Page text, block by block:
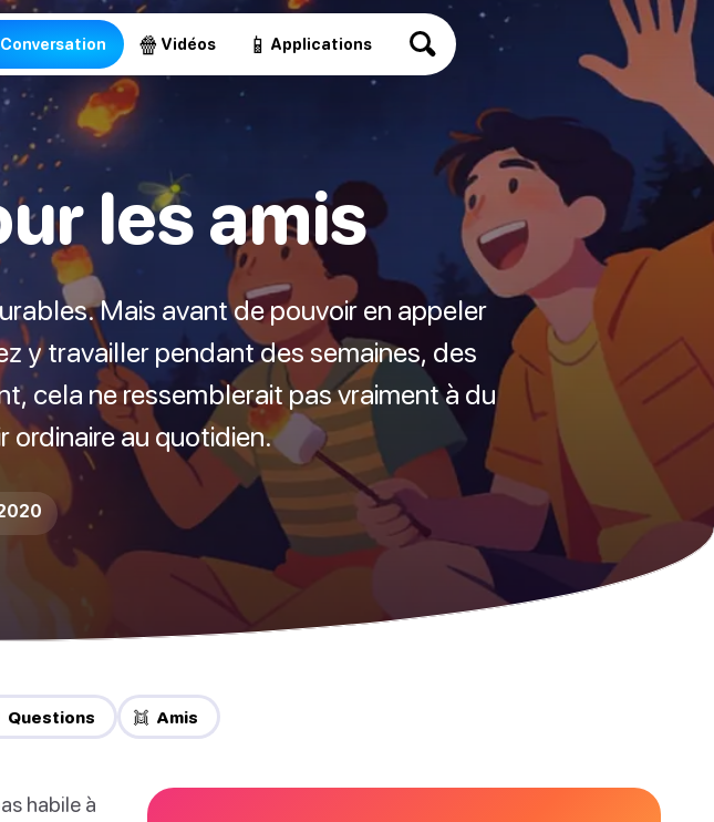
🍿 Vidéos 📱 Applications
les amis
Mais avant de pouvoir en appeler
y travailler pendant des semaines, des
cela ne ressemblerait pas vraiment à du
ordinaire au quotidien.
Questions 👯 Amis
habile à